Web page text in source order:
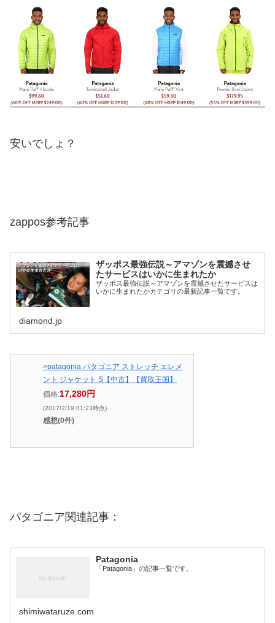
安いでしょ？
zappos参考記事
ザッポス最強伝説～アマゾンを震撼させ
たサービスはいかに生まれたか
ザッポス最強伝説～アマゾンを震撼させたサービスは
いかに生まれたかカテゴリの最新記事一覧です。
diamond.jp
>patagonia パタゴニア ストレッチ エレメ
ント ジャケット S【中古】【買取王国】
価格:17,280円
(2017/2/19 01:23時点)
感想(0件)
パタゴニア関連記事：
Patagonia
「Patagonia」の記事一覧です。
shimiwataruze.com